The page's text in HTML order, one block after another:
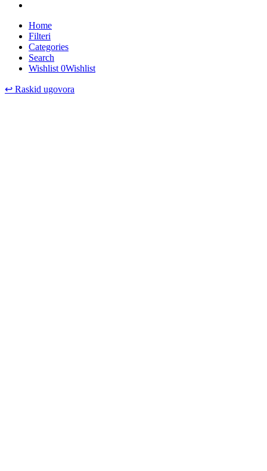
Home
Filteri
Categories
Search
Wishlist 0Wishlist
↩ Raskid ugovora